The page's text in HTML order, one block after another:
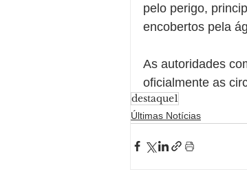
pelo perigo,
encobertos pela
As autoridades
oficialmente as
destaque1
Últimas Notícias